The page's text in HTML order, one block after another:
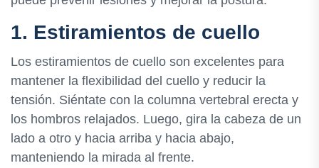
1. Estiramientos de cuello
Los estiramientos de cuello son excelentes para
mantener la flexibilidad del cuello y reducir la
tensión. Siéntate con la columna vertebral erecta y
los hombros relajados. Luego, gira la cabeza de un
lado a otro y hacia arriba y hacia abajo,
manteniendo la mirada al frente.